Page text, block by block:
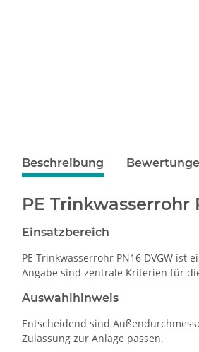
Beschreibung
PE Trinkwasserrohr
Einsatzbereich
PE Trinkwasserrohr PN16 DVGW ist
Angabe sind zentrale Kriterien für
Auswahlhinweis
Entscheidend sind
Zulassung zur Anlage passen.